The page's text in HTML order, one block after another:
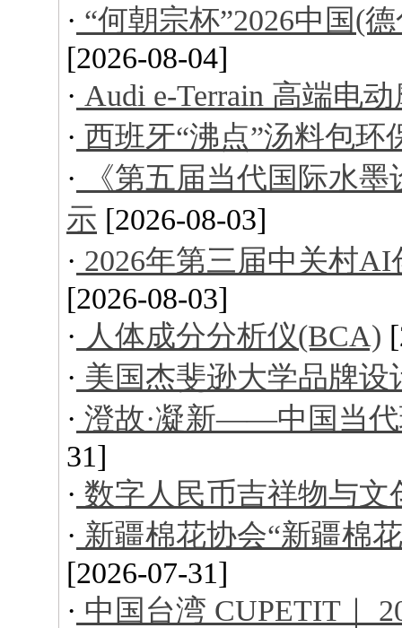
· “何朝宗杯”2026中国(
[2026-08-04]
· Audi e-Terrain 高端电
· 西班牙“沸点”汤料包环
· 《第五届当代国际水
示 [2026-08-03]
· 2026年第三届中关村
[2026-08-03]
· 人体成分分析仪(BCA)
· 美国杰斐逊大学品牌设
· 澄故·凝新——中国当
31]
· 数字人民币吉祥物与文
· 新疆棉花协会“新疆棉
[2026-07-31]
· 中国台湾 CUPETIT｜